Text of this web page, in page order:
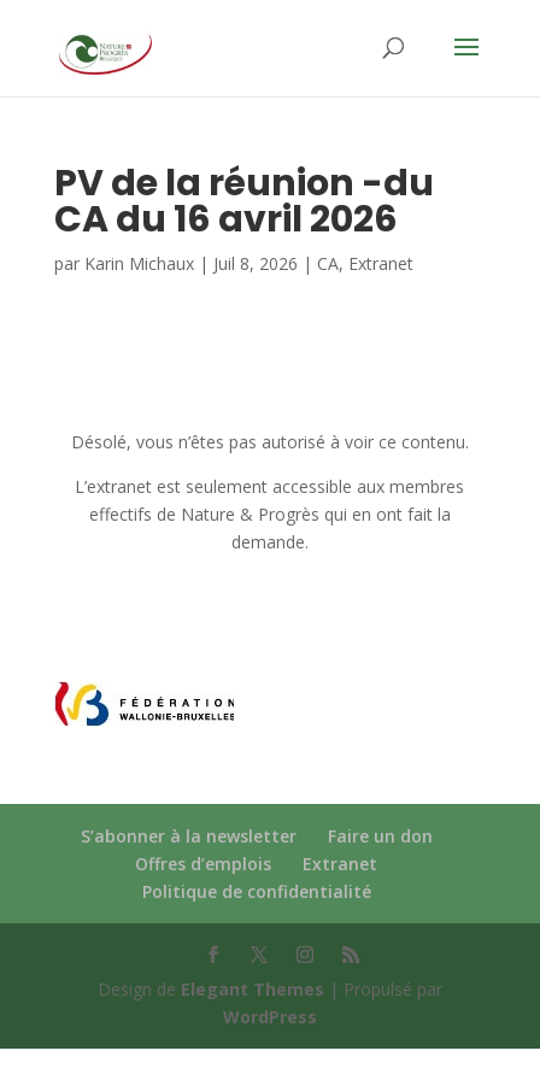
PV de la réunion -du
CA du 16 avril 2026
par Karin Michaux| Juil 8, 2026 | CA, Extranet
Désolé, vous n’êtes pas autorisé à voir ce contenu.
L’extranet est seulement accessible aux membres
effectifs de Nature & Progrès qui en ont fait la
demande.
S’abonner à la newsletter
Faire un don
Offres d’emplois
Extranet
Politique de confidentialité
Design de Elegant Themes | Propulsé par
WordPress